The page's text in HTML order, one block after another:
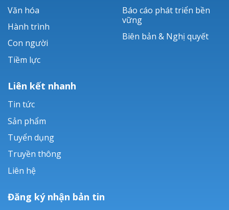
Văn hóa
Hành trình
Con người
Tiềm lực
Báo cáo phát triển bền
vững
Biên bản & Nghị quyết
Liên kết nhanh
Tin tức
Sản phẩm
Tuyển dụng
Truyền thông
Liên hệ
Đăng ký nhận bản tin